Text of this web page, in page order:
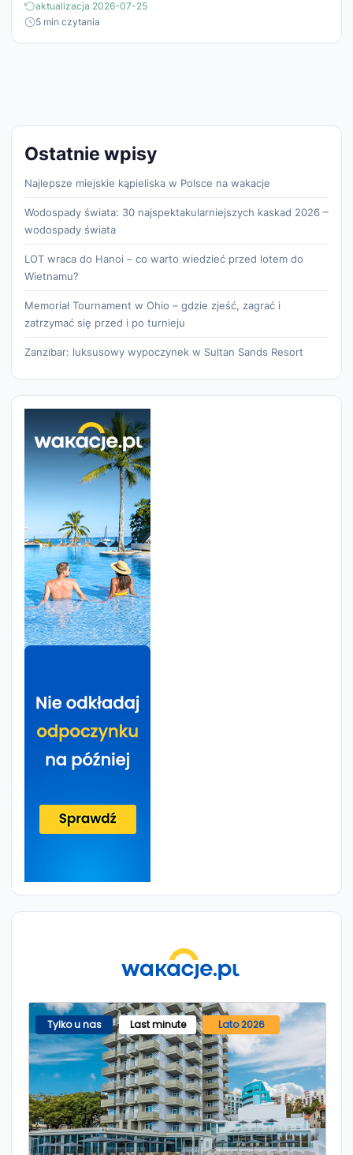
aktualizacja 2026-07-25
5 min czytania
Ostatnie wpisy
Najlepsze miejskie kąpieliska w Polsce na wakacje
Wodospady świata: 30 najspektakularniejszych kaskad 2026 –
wodospady świata
LOT wraca do Hanoi – co warto wiedzieć przed lotem do
Wietnamu?
Memoriał Tournament w Ohio – gdzie zjeść, zagrać i
zatrzymać się przed i po turnieju
Zanzibar: luksusowy wypoczynek w Sultan Sands Resort
Tylko u nas Last minute Lato 2026